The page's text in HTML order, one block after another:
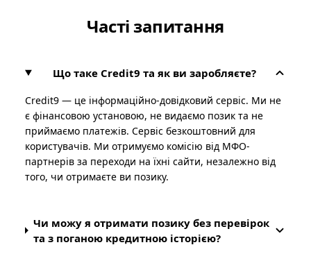
Часті запитання
Що таке Credit9 та як ви заробляєте?
Credit9 — це інформаційно-довідковий сервіс. Ми не
є фінансовою установою, не видаємо позик та не
приймаємо платежів. Сервіс безкоштовний для
користувачів. Ми отримуємо комісію від МФО-
партнерів за переходи на їхні сайти, незалежно від
того, чи отримаєте ви позику.
Чи можу я отримати позику без перевірок
та з поганою кредитною історією?